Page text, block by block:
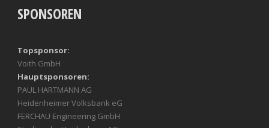
SPONSOREN
Topsponsor:
Voith GmbH
Hauptsponsoren:
PAUL HARTMANN AG
Heidenheimer Volksbank eG
FERCHAU Engineering GmbH